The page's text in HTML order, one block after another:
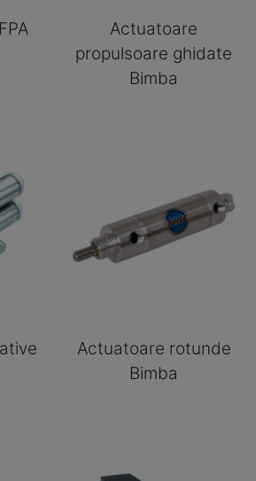
Actuatoare
propulsoare ghidate
Bimba
Actuatoare rotunde
Bimba